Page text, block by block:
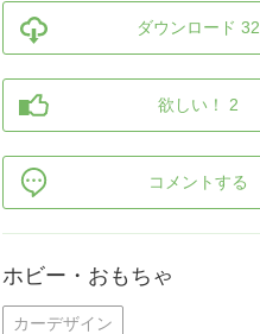
ダウンロード 32
欲しい！ 2
コメントする
ホビー・おもちゃ
カーデザイン